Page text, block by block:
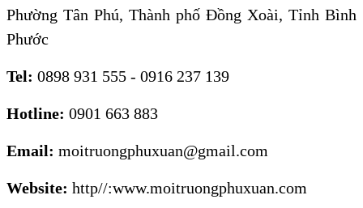
Phường Tân Phú, Thành phố Đồng Xoài, Tỉnh Bình
Phước
Tel: 0898 931 555 - 0916 237 139
Hotline: 0901 663 883
Email: moitruongphuxuan@gmail.com
Website: http//:www.moitruongphuxuan.com